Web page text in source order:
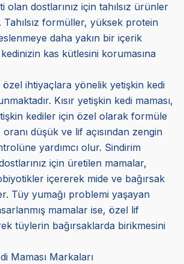
olan dostlarınız için tahılsız ürünler
formüller, yüksek protein
daha yakın bir içerik
kas kütlesini korumasına
özel ihtiyaçlara yönelik yetişkin kedi
Kısır yetişkin kedi maması,
kediler için özel olarak formüle
düşük ve lif açısından zengin
yardımcı olur. Sindirim
için üretilen mamalar,
içererek mide ve bağırsak
Tüy yumağı problemi yaşayan
mamalar ise, özel lif
tüylerin bağırsaklarda birikmesini
Maması Markaları